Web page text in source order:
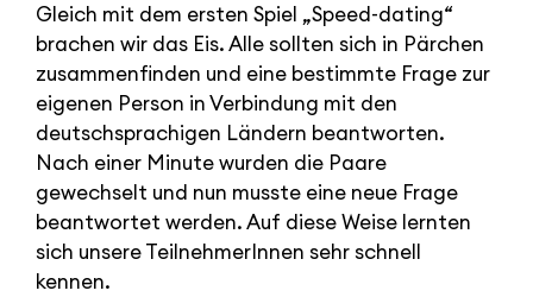
Gleich mit dem ersten Spiel „Speed-dating“
brachen wir das Eis. Alle sollten sich in Pärchen
zusammenfinden und eine bestimmte Frage zur
eigenen Person in Verbindung mit den
deutschsprachigen Ländern beantworten.
Nach einer Minute wurden die Paare
gewechselt und nun musste eine neue Frage
beantwortet werden. Auf diese Weise lernten
sich unsere TeilnehmerInnen sehr schnell
kennen.